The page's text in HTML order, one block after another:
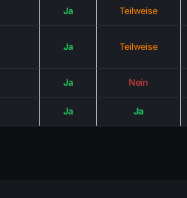
Ja Teilweise
Ja Teilweise
Ja Nein
Ja Ja